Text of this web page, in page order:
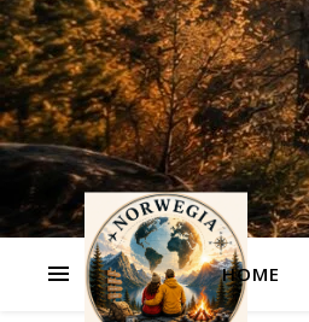
HOME